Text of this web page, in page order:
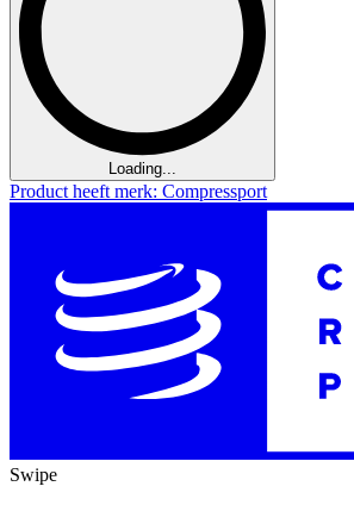
Loading...
Product heeft merk: Compressport
Swipe